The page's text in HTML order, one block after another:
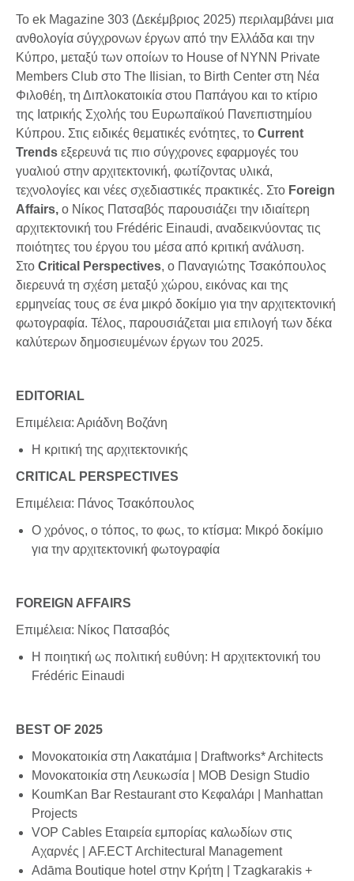
Το ek Magazine 303 (Δεκέμβριος 2025) περιλαμβάνει μια
ανθολογία σύγχρονων έργων από την Ελλάδα και την
Κύπρο, μεταξύ των οποίων το House of NYNN Private
Members Club στο The Ilisian, το Birth Center στη Νέα
Φιλοθέη, τη Διπλοκατοικία στου Παπάγου και το κτίριο
της Ιατρικής Σχολής του Ευρωπαϊκού Πανεπιστημίου
Κύπρου. Στις ειδικές θεματικές ενότητες, το Current
Trends εξερευνά τις πιο σύγχρονες εφαρμογές του
γυαλιού στην αρχιτεκτονική, φωτίζοντας υλικά,
τεχνολογίες και νέες σχεδιαστικές πρακτικές. Στο Foreign
Affairs, ο Νίκος Πατσαβός παρουσιάζει την ιδιαίτερη
αρχιτεκτονική του Frédéric Einaudi, αναδεικνύοντας τις
ποιότητες του έργου του μέσα από κριτική ανάλυση.
Στο Critical Perspectives, ο Παναγιώτης Τσακόπουλος
διερευνά τη σχέση μεταξύ χώρου, εικόνας και της
ερμηνείας τους σε ένα μικρό δοκίμιο για την αρχιτεκτονική
φωτογραφία. Τέλος, παρουσιάζεται μια επιλογή των δέκα
καλύτερων δημοσιευμένων έργων του 2025.
EDITORIAL
Επιμέλεια: Αριάδνη Βοζάνη
Η κριτική της αρχιτεκτονικής
CRITICAL PERSPECTIVES
Επιμέλεια: Πάνος Τσακόπουλος
Ο χρόνος, ο τόπος, το φως, το κτίσμα: Μικρό δοκίμιο
για την αρχιτεκτονική φωτογραφία
FOREIGN AFFAIRS
Επιμέλεια: Νίκος Πατσαβός
Η ποιητική ως πολιτική ευθύνη: Η αρχιτεκτονική του
Frédéric Einaudi
BEST OF 2025
Μονοκατοικία στη Λακατάμια | Draftworks* Architects
Μονοκατοικία στη Λευκωσία | MOB Design Studio
KoumΚan Bar Restaurant στο Κεφαλάρι | Manhattan
Projects
VOP Cables Εταιρεία εμπορίας καλωδίων στις
Αχαρνές | AF.ECT Architectural Management
Adāma Boutique hotel στην Κρήτη | Tzagkarakis +